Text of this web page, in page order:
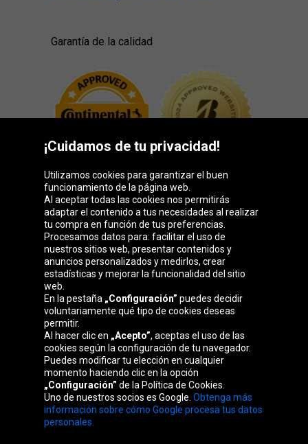
Garantía de la calidad
Grupo Oponeo
Belgique
republika
France Italia Magyarország Nederland
Österreich Polska
Slovenská
republika
United
Kingdom
¡Cuidamos de tu privacidad!
Utilizamos cookies para garantizar el buen
funcionamiento de la página web.
Al aceptar todas las cookies nos permitirás
adaptar el contenido a tus necesidades al realizar
tu compra en función de tus preferencias.
Procesamos datos para: facilitar el uso de
nuestros sitios web, presentar contenidos y
anuncios personalizados y medirlos, crear
estadísticas y mejorar la funcionalidad del sitio
web.
En la pestaña „Configuración” puedes decidir
voluntariamente qué tipo de cookies deseas
permitir.
Al hacer clic en „Acepto”, aceptas el uso de las
cookies según la configuración de tu navegador.
Puedes modificar tu elección en cualquier
momento haciendo clic en la opción
„Configuración” de la Política de Cookies.
Uno de nuestros socios es Google. Obtenga más
información sobre cómo Google procesa tus datos
personales.